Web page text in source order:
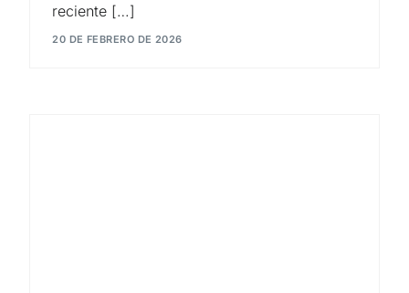
reciente […]
20 DE FEBRERO DE 2026